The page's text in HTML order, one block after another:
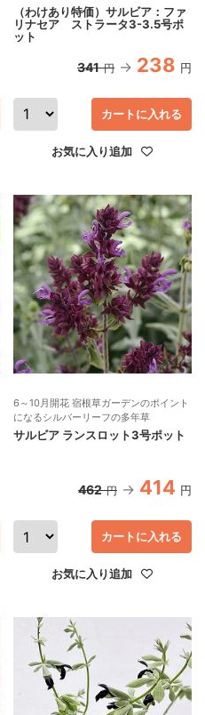
（わけあり特価）サルビア：ファ
リナセア ストラータ3-3.5号ポ
ット
341 円 238 円
カートに入れる
お気に入り追加
6～10月開花 宿根草ガーデンのポイント
になるシルバーリーフの多年草
サルビア ランスロット3号ポット
462 円 414 円
カートに入れる
お気に入り追加